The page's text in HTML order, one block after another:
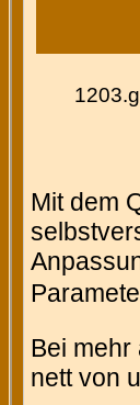
Mit dem
Bei mehr
nett von